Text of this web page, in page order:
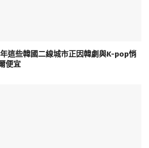
這些韓國二線城市正因韓劇與K-pop悄
便宜